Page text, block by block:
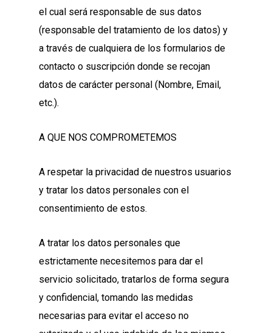
el cual será responsable de sus datos
(responsable del tratamiento de los datos) y
a través de cualquiera de los formularios de
contacto o suscripción donde se recojan
datos de carácter personal (Nombre, Email,
etc.).
A QUE NOS COMPROMETEMOS
A respetar la privacidad de nuestros usuarios
y tratar los datos personales con el
consentimiento de estos.
A tratar los datos personales que
estrictamente necesitemos para dar el
servicio solicitado, tratarlos de forma segura
y confidencial, tomando las medidas
necesarias para evitar el acceso no